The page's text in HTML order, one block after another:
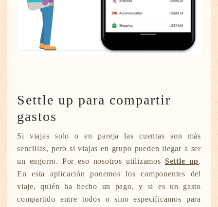
Settle up para compartir
gastos
Si viajas solo o en pareja las cuentas son más
sencillas, pero si viajas en grupo pueden llegar a ser
un engorro. Por eso nosotros utilizamos Settle up.
En esta aplicación ponemos los componentes del
viaje, quién ha hecho un pago, y si es un gasto
compartido entre todos o sino especificamos para